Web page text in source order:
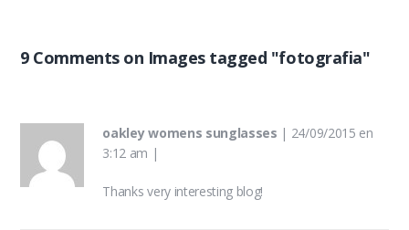
9 Comments on Images tagged "fotografia"
oakley womens sunglasses | 24/09/2015 en
3:12 am |
Thanks very interesting blog!